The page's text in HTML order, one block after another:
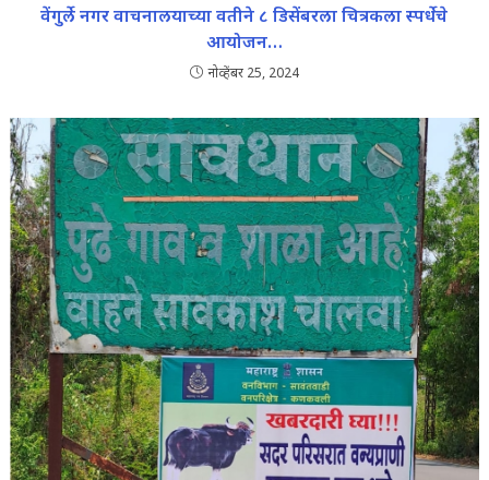
वेंगुर्ले नगर वाचनालयाच्या वतीने ८ डिसेंबरला चित्रकला स्पर्धेचे
आयोजन…
नोव्हेंबर 25, 2024